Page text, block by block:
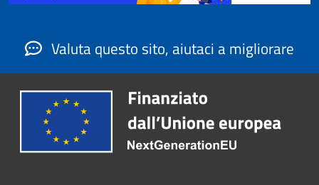
Valuta questo sito, aiutaci a migliorare